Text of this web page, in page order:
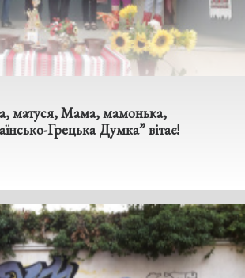
матуся, Мама, мамонька,
Грецька Думка” вітає!